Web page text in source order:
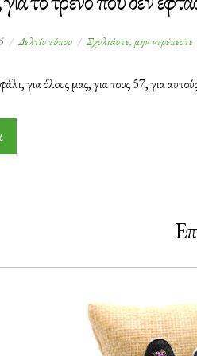
Δελτίο τύπου Σχολιάστε, μην ντρέπεστε
για όλους μας, για τους 57, για